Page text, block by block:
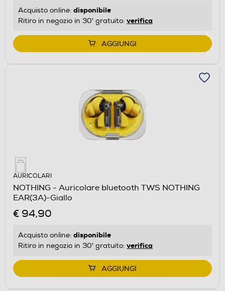
Acquisto online: disponibile
Ritiro in negozio in 30' gratuito: verifica
AGGIUNGI
AURICOLARI
NOTHING - Auricolare bluetooth TWS NOTHING
EAR(3A)-Giallo
€ 94,90
Acquisto online: disponibile
Ritiro in negozio in 30' gratuito: verifica
AGGIUNGI